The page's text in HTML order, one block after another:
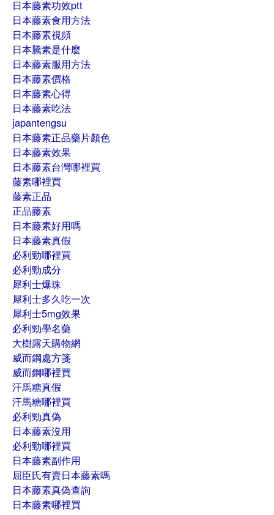
日本藤素功效ptt
日本藤素食用方法
日本藤素視頻
日本騰素是什麼
日本藤素服用方法
日本藤素價格
日本藤素心得
日本藤素吃法
japantengsu
日本藤素正品藥片顏色
日本藤素效果
日本藤素台灣哪裡買
藤素哪裡買
藤素正品
正品藤素
日本藤素好用嗎
日本藤素真假
必利勁哪裡買
必利勁成分
犀利士爆珠
犀利士多久吃一次
犀利士5mg效果
必利勁學名藥
大樹露天購物網
威而鋼處方箋
威而鋼哪裡買
汗馬糖真假
汗馬糖哪裡買
必利勁真偽
日本藤素沒用
必利勁哪裡買
日本藤素副作用
屈臣氏有賣日本藤素嗎
日本藤素真偽查詢
日本藤素哪裡買